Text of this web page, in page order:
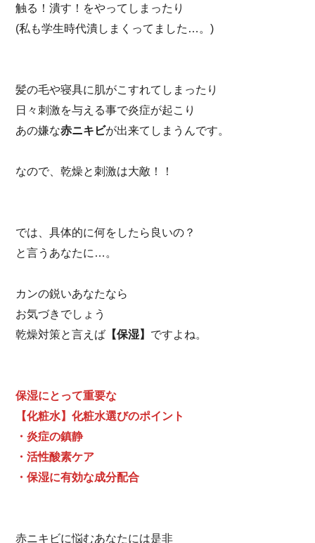
触る！潰す！をやってしまったり
(私も学生時代潰しまくってました…。)
髪の毛や寝具に肌がこすれてしまったり
日々刺激を与える事で炎症が起こり
あの嫌な赤ニキビが出来てしまうんです。
なので、乾燥と刺激は大敵！！
では、具体的に何をしたら良いの？
と言うあなたに…。
カンの鋭いあなたなら
お気づきでしょう
乾燥対策と言えば 【保湿】 ですよね。
保湿にとって重要な
【化粧水】化粧水選びのポイント
・炎症の鎮静
・活性酸素ケア
・保湿に有効な成分配合
赤ニキビに悩むあなたには是非